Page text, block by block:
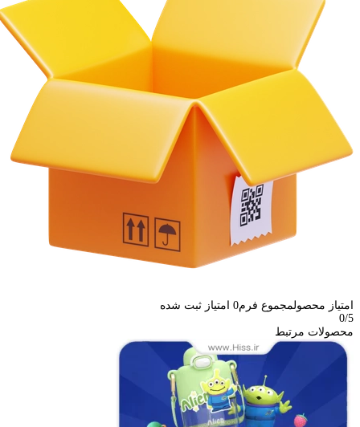
امتیاز محصولمجموع فرم0 امتیاز ثبت شده
0/5
محصولات مرتبط